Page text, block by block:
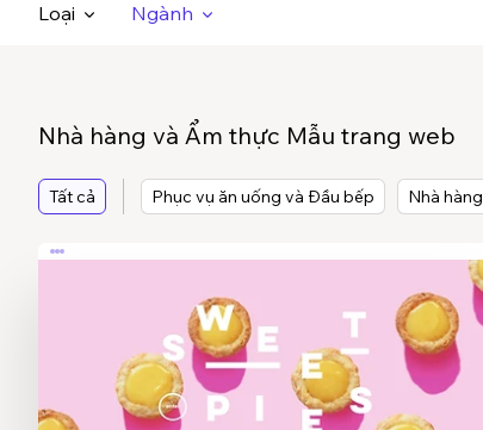
Loại Ngành
Nhà hàng và Ẩm thực Mẫu trang web
Tất cả Phục vụ ăn uống và Đầu bếp Nhà hàng